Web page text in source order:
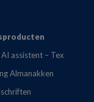
AI assistent – Tex
Almanakken